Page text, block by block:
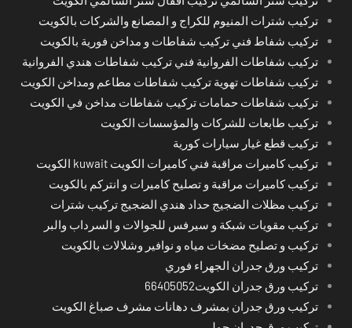
تركيب شترات المنيوم للكراج و المصانع والشركات بالكويت
تركيب شفاط فني تركيب شفاطات و مداخن فورية بالكويت
تركيب شفاطات الفروانية فني تركيب شفاطات هندي الفروانية
تركيب شفاطات تهوية تركيب شفاطات مطاعم ومداخن الكويت
تركيب شفاطات حمامات تركيب شفاطات مداخن في الكويت
تركيب طابعات للشركات والمؤسسات الكويت
تركيب قطع غيار سيارات كورية
تركيب كاميرات مراقبة فني كاميرات الكويت kuwait الكويت
تركيب كاميرات مراقبة و تصليح كاميرات و انتركم بالكويت
تركيب مظلات الضجيج حداد هندي الضجيج تركيب شترات
تركيب مقويات شبكة و سيرفس للجوالات و السرداب والبر
تركيب و تصليح مضخات مياه و نوافير وشلالات بالكويت
تركيب ورق جدران الجهراء فوري
تركيب ورق جدران الكويت66405052
تركيب ورق جدران بمشرف دهانات مشرف صباغ الكويت